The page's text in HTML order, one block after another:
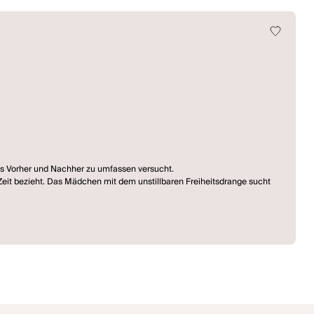
und Nachher zu umfassen versucht.
Dies sorgt für die Frage, inwieweit ein Vorgänger in der
die Stadt"